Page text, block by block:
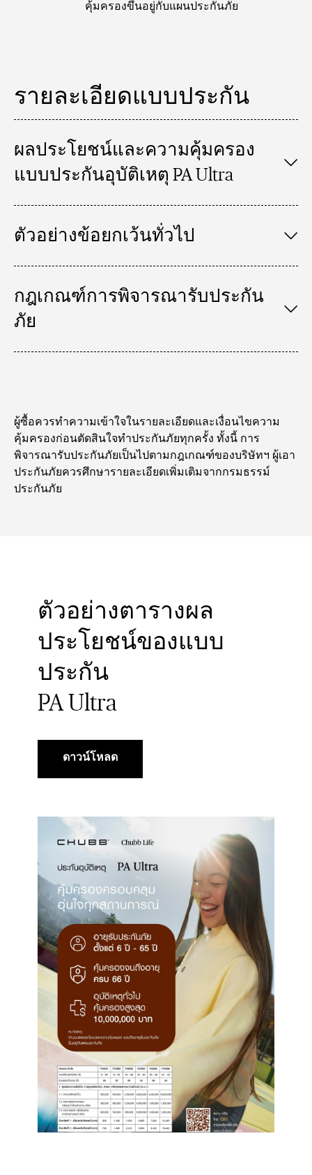
คุ้มครองขึ้นอยู่กับแผนประกันภัย
รายละเอียดแบบประกัน
ผลประโยชน์และความคุ้มครอง
แบบประกันอุบัติเหตุ PA Ultra
ตัวอย่างข้อยกเว้นทั่วไป
กฎเกณฑ์การพิจารณารับประกัน
ภัย
ผู้ซื้อควรทำความเข้าใจในรายละเอียดและเงื่อนไขความ
คุ้มครองก่อนตัดสินใจทำประกันภัยทุกครั้ง ทั้งนี้ การ
พิจารณารับประกันภัยเป็นไปตามกฎเกณฑ์ของบริษัทฯ ผู้เอา
ประกันภัยควรศึกษารายละเอียดเพิ่มเติมจากกรมธรรม์
ประกันภัย
ตัวอย่างตารางผล
ประโยชน์ของแบบ
ประกัน
PA Ultra
ดาวน์โหลด